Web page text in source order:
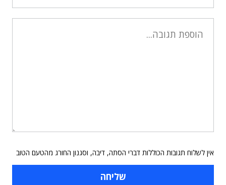
אין לשלוח תגובות הכוללות דברי הסתה, דיבה, וסגנון החורג מהטעם הטוב